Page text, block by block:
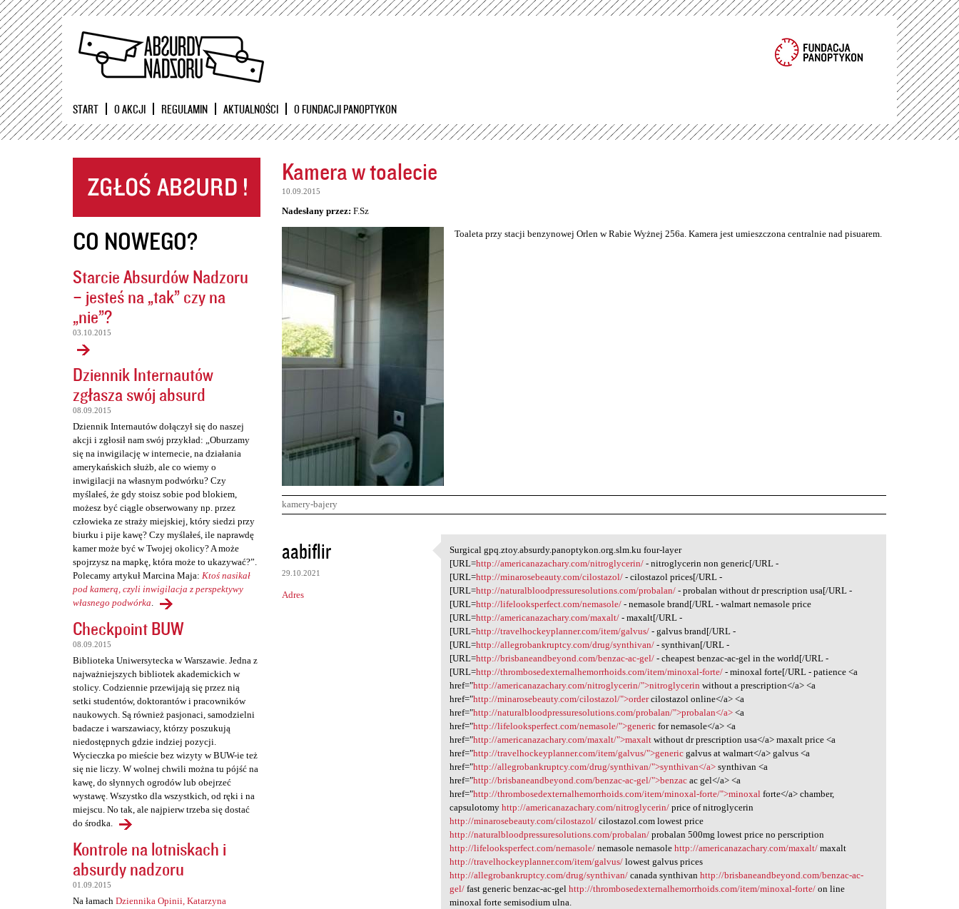
Przejdź
START O AKCJI REGULAMIN AKTUALNOŚCI O FUNDACJI PANOPTYKON
CO NOWEGO?
Starcie Absurdów Nadzoru
– jesteś na „tak” czy na
„nie”?
03.10.2015
Dziennik Internautów
zgłasza swój absurd
08.09.2015
Dziennik Internautów dołączył się do naszej
akcji i zgłosił nam swój przykład: „Oburzamy
się na inwigilację w internecie, na działania
amerykańskich służb, ale co wiemy o
inwigilacji na własnym podwórku? Czy
myślałeś, że gdy stoisz sobie pod blokiem,
możesz być ciągle obserwowany np. przez
człowieka ze straży miejskiej, który siedzi przy
biurku i pije kawę? Czy myślałeś, ile naprawdę
kamer może być w Twojej okolicy? A może
spojrzysz na mapkę, która może to ukazywać?”.
Polecamy artykuł Marcina Maja: Ktoś nasikał
pod kamerą, czyli inwigilacja z perspektywy
własnego podwórka.
Checkpoint BUW
08.09.2015
Biblioteka Uniwersytecka w Warszawie. Jedna z
najważniejszych bibliotek akademickich w
stolicy. Codziennie przewijają się przez nią
setki studentów, doktorantów i pracowników
naukowych. Są również pasjonaci, samodzielni
badacze i warszawiacy, którzy poszukują
niedostępnych gdzie indziej pozycji.
Wycieczka po mieście bez wizyty w BUW-ie też
się nie liczy. W wolnej chwili można tu pójść na
kawę, do słynnych ogrodów lub obejrzeć
wystawę. Wszystko dla wszystkich, od ręki i na
miejscu. No tak, ale najpierw trzeba się dostać
do środka.
Kontrole na lotniskach i
absurdy nadzoru
01.09.2015
Na łamach Dziennika Opinii, Katarzyna
Kamera w toalecie
10.09.2015
Nadesłany przez: F.Sz
Toaleta przy stacji benzynowej Orlen w Rabie Wyżnej 256a. Kamera jest umieszczona centralnie nad pisuarem.
kamery-bajery
K
o
m
e
aabiflir
29.10.2021
Adres
Surgical gpq.ztoy.absurdy
Surgical gpq.ztoy.absurdy.panoptykon.org.slm.ku four-layer
[URL=http://americanazachary.com/nitroglycerin/ - nitroglycerin non generic[/URL -
[URL=http://minarosebeauty.com/cilostazol/ - cilostazol prices[/URL -
[URL=http://naturalbloodpressuresolutions.com/probalan/ - probalan without dr prescription usa[/URL -
[URL=http://lifelooksperfect.com/nemasole/ - nemasole brand[/URL - walmart nemasole price
[URL=http://americanazachary.com/maxalt/ - maxalt[/URL -
[URL=http://travelhockeyplanner.com/item/galvus/ - galvus brand[/URL -
[URL=http://allegrobankruptcy.com/drug/synthivan/ - synthivan[/URL -
[URL=http://brisbaneandbeyond.com/benzac-ac-gel/ - cheapest benzac-ac-gel in the world[/URL -
[URL=http://thrombosedexternalhemorrhoids.com/item/minoxal-forte/ - minoxal forte[/URL - patience <a
href="http://americanazachary.com/nitroglycerin/">nitroglycerin without a prescription</a> <a
href="http://minarosebeauty.com/cilostazol/">ordercilostazol online</a> <a
href="http://naturalbloodpressuresolutions.com/probalan/">probalan</a> <a
href="http://lifelooksperfect.com/nemasole/">generic for nemasole</a> <a
href="http://americanazachary.com/maxalt/">maxalt without dr prescription usa</a> maxalt price <a
href="http://travelhockeyplanner.com/item/galvus/">generic galvus at walmart</a> galvus <a
href="http://allegrobankruptcy.com/drug/synthivan/">synthivan</a> synthivan <a
href="http://brisbaneandbeyond.com/benzac-ac-gel/">benzac ac gel</a> <a
href="http://thrombosedexternalhemorrhoids.com/item/minoxal-forte/">minoxal forte</a> chamber,
capsulotomyhttp://americanazachary.com/nitroglycerin/ price of nitroglycerin
http://minarosebeauty.com/cilostazol/ cilostazol.com lowest price
http://naturalbloodpressuresolutions.com/probalan/ probalan 500mg lowest price no perscription
http://lifelooksperfect.com/nemasole/ nemasole nemasolehttp://americanazachary.com/maxalt/ maxalt
http://travelhockeyplanner.com/item/galvus/ lowest galvus prices
http://allegrobankruptcy.com/drug/synthivan/ canada synthivanhttp://brisbaneandbeyond.com/benzac-ac-
gel/ fast generic benzac-ac-gelhttp://thrombosedexternalhemorrhoids.com/item/minoxal-forte/ on line
minoxal forte semisodium ulna.